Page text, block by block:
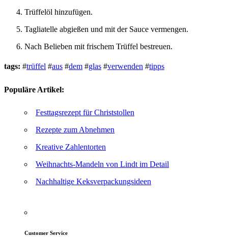
Trüffelöl hinzufügen.
Tagliatelle abgießen und mit der Sauce vermengen.
Nach Belieben mit frischem Trüffel bestreuen.
tags: #trüffel #aus #dem #glas #verwenden #tipps
Populäre Artikel:
Festtagsrezept für Christstollen
Rezepte zum Abnehmen
Kreative Zahlentorten
Weihnachts-Mandeln von Lindt im Detail
Nachhaltige Keksverpackungsideen
Customer Service